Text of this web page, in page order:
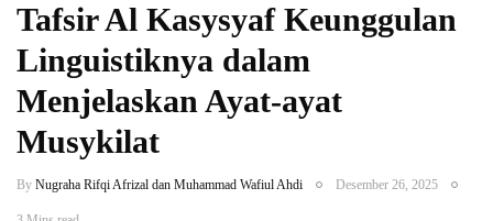
Tafsir Al Kasysyaf Keunggulan
Linguistiknya dalam
Menjelaskan Ayat-ayat
Musykilat
By Nugraha Rifqi Afrizal dan Muhammad Wafiul Ahdi Desember 26, 2025